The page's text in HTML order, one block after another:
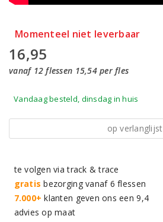
Momenteel niet leverbaar
16,95
vanaf 12 flessen 15,54 per fles
Vandaag besteld, dinsdag in huis
op verlanglijst
te volgen via track & trace
gratis bezorging vanaf 6 flessen
7.000+ klanten geven ons een 9,4
advies op maat